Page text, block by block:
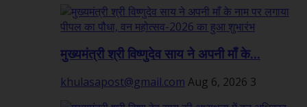
मुख्यमंत्री श्री विष्णुदेव साय ने अपनी माँ के...
khulasapost@gmail.com Aug 6, 2026 3